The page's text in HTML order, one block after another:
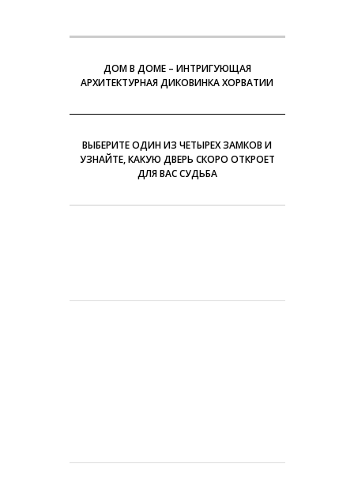
ДОМ В ДОМЕ – ИНТРИГУЮЩАЯ
АРХИТЕКТУРНАЯ ДИКОВИНКА ХОРВАТИИ
ВЫБЕРИТЕ ОДИН ИЗ ЧЕТЫРЕХ ЗАМКОВ И
УЗНАЙТЕ, КАКУЮ ДВЕРЬ СКОРО ОТКРОЕТ
ДЛЯ ВАС СУДЬБА